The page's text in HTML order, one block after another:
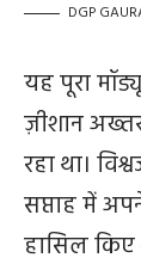
DGP
यह पूरा
ज़ीशान
रहा था।
सप्ताह में
हासिल किए